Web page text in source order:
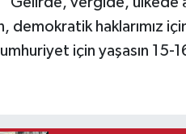
demokratik haklarımız
için yaşasın 15-